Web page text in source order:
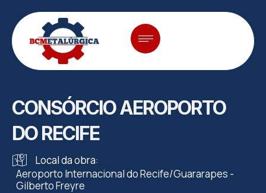
CONSÓRCIO AEROPORTO
DO RECIFE
Local da obra:
Aeroporto Internacional do Recife/Guararapes -
Gilberto Freyre